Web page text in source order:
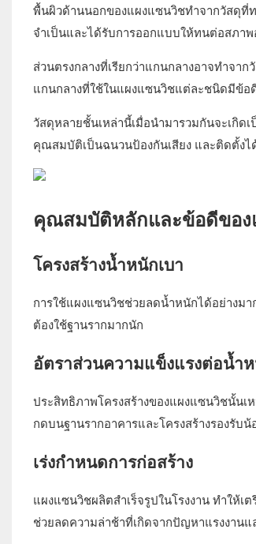
พื้นผิวด้านนอกของแผงแซนวิชทำจากวัสดุที่ท
จำเป็นและได้รับการออกแบบให้ทนต่อสภา
ส่วนตรงกลางที่เรียกว่าแกนกลางอาจทำจา
แกนกลางที่ใช้ในแผงแซนวิชแต่ละชนิดมีข้อ
วัสดุหลายชั้นเหล่านี้เมื่อนำมารวมกันจะเกิ
คุณสมบัติเป็นฉนวนป้องกันเสียง และติดตั้งไ
คุณสมบัติหลักและข้อดีของ
โครงสร้างน้ำหนักเบา
การใช้แผงแซนวิชช่วยลดน้ำหนักได้อย่างม
ต้องใช้ฐานรากมากนัก
อัตราส่วนความแข็งแรงต่อน้ำ
ประสิทธิภาพโครงสร้างของแผงแซนวิชนั้นเ
กดบนฐานรากอาคารและโครงสร้างรองรับน้
เร่งกำหนดการก่อสร้าง
แผงแซนวิชผลิตสำเร็จรูปในโรงงาน ทำให้เ
ช่วยลดความล่าช้าที่เกิดจากปัญหาแรงงาน